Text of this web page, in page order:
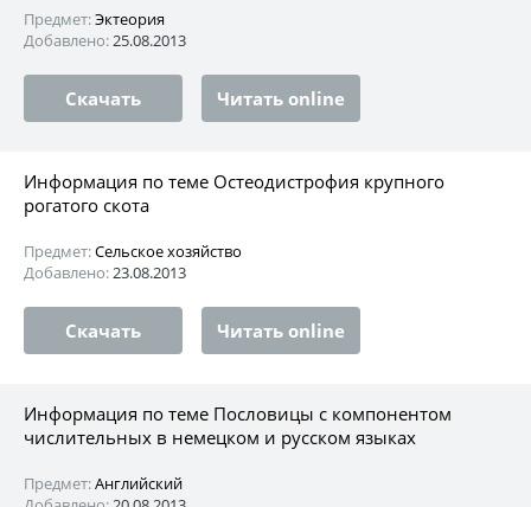
Предмет:Эктеория
Добавлено:25.08.2013
Скачать Читать online
Информация по теме Остеодистрофия крупного
рогатого скота
Предмет:Сельское хозяйство
Добавлено:23.08.2013
Скачать Читать online
Информация по теме Пословицы с компонентом
числительных в немецком и русском языках
Предмет:Английский